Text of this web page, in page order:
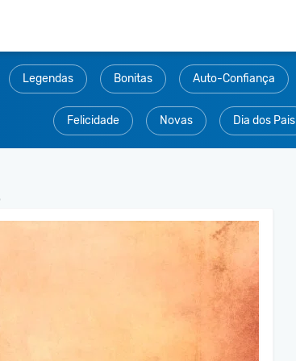
Legendas Bonitas Auto-Confiança
Felicidade Novas Dia dos Pais